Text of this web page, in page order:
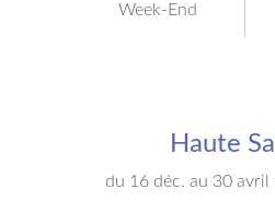
Week-End
Haute
du 16 déc. au 30 avril